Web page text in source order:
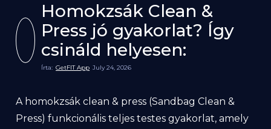
Homokzsák Clean &
Press jó gyakorlat? Így
csináld helyesen:
Írta: GetFIT App July 24, 2026
A homokzsák clean & press (Sandbag Clean &
Press) funkcionális teljes testes gyakorlat, amely